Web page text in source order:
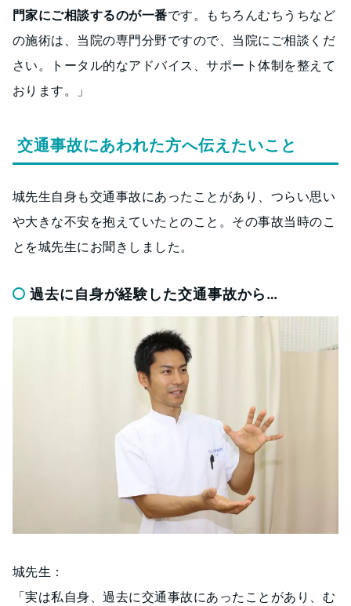
門家にご相談するのが一番です。もちろんむちうちなど
の施術は、当院の専門分野ですので、当院にご相談くだ
さい。トータル的なアドバイス、サポート体制を整えて
おります。」
交通事故にあわれた方へ伝えたいこと
城先生自身も交通事故にあったことがあり、つらい思い
や大きな不安を抱えていたとのこと。その事故当時のこ
とを城先生にお聞きしました。
過去に自身が経験した交通事故から…
城先生：
「実は私自身、過去に交通事故にあったことがあり、む